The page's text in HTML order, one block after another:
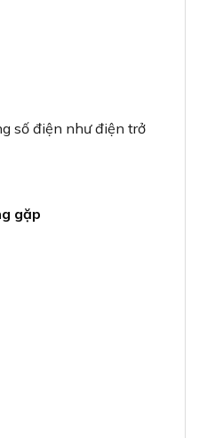
số điện như điện trở
gặp